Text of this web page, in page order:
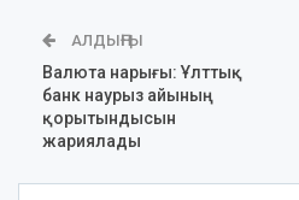
АЛДЫҢҒЫ
Валюта нарығы: Ұлттық
банк наурыз айының
қорытындысын
жариялады